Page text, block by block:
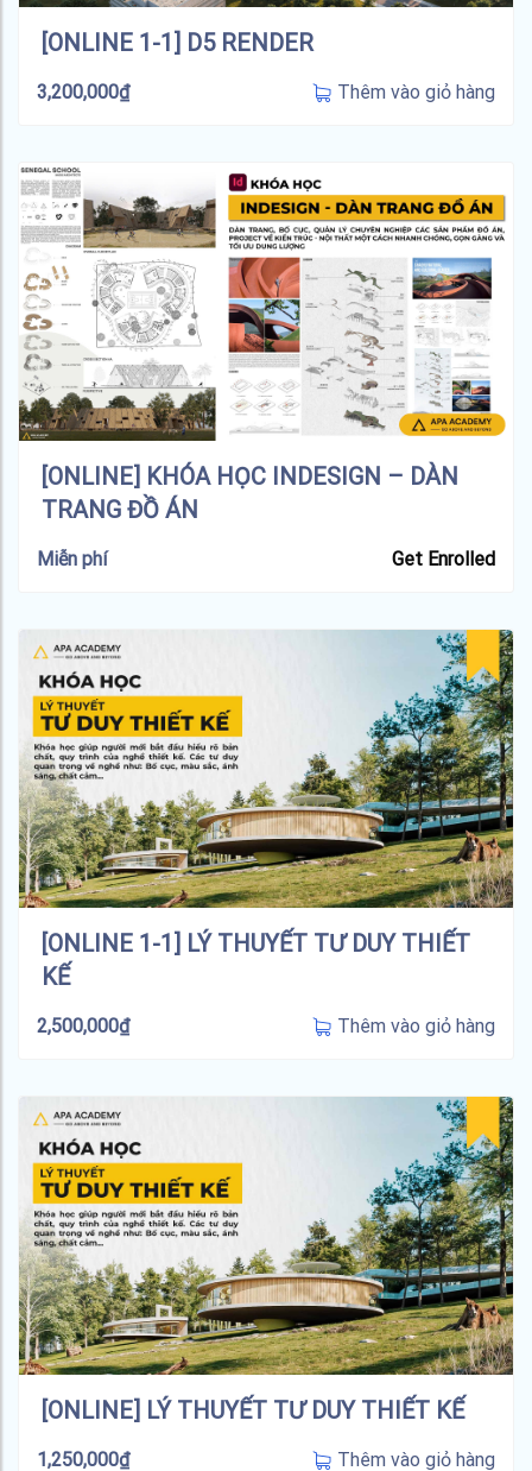
[ONLINE 1-1] D5 RENDER
3,200,000₫ Thêm vào giỏ hàng
[ONLINE] KHÓA HỌC INDESIGN – DÀN
TRANG ĐỒ ÁN
Miễn phí Get Enrolled
[ONLINE 1-1] LÝ THUYẾT TƯ DUY THIẾT
KẾ
2,500,000₫ Thêm vào giỏ hàng
[ONLINE] LÝ THUYẾT TƯ DUY THIẾT KẾ
1,250,000₫ Thêm vào giỏ hàng